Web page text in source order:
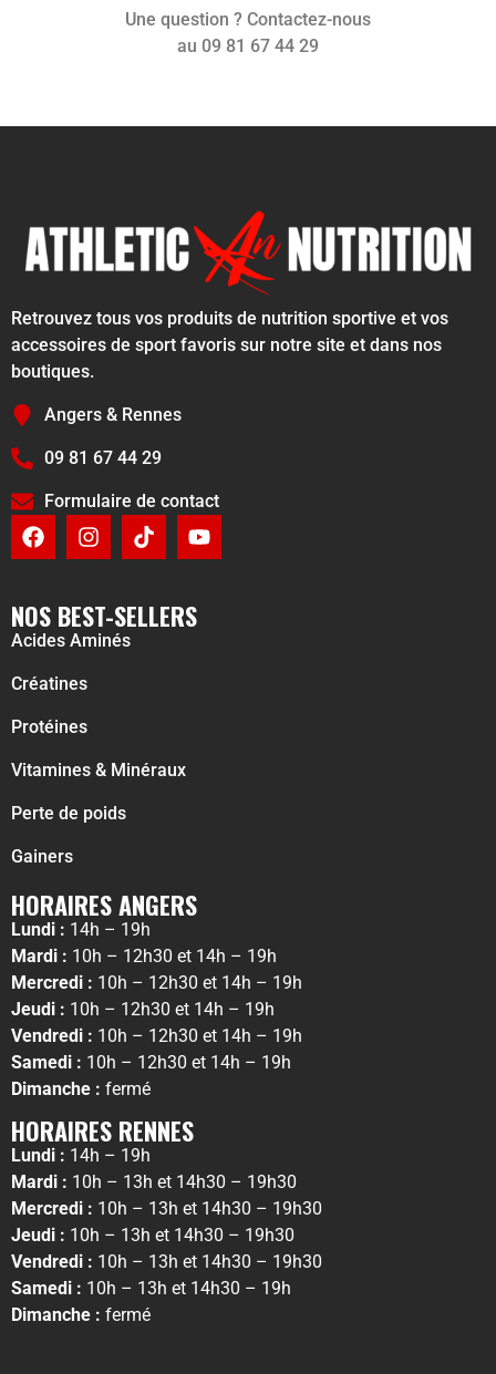
Une question ? Contactez-nous
au 09 81 67 44 29
Retrouvez tous vos produits de nutrition sportive et vos
accessoires de sport favoris sur notre site et dans nos
boutiques.
Angers & Rennes
09 81 67 44 29
Formulaire de contact
NOS BEST-SELLERS
Acides Aminés
Créatines
Protéines
Vitamines & Minéraux
Perte de poids
Gainers
HORAIRES ANGERS
Lundi : 14h – 19h
Mardi : 10h – 12h30 et 14h – 19h
Mercredi : 10h – 12h30 et 14h – 19h
Jeudi : 10h – 12h30 et 14h – 19h
Vendredi : 10h – 12h30 et 14h – 19h
Samedi : 10h – 12h30 et 14h – 19h
Dimanche : fermé
HORAIRES RENNES
Lundi : 14h – 19h
Mardi : 10h – 13h et 14h30 – 19h30
Mercredi : 10h – 13h et 14h30 – 19h30
Jeudi : 10h – 13h et 14h30 – 19h30
Vendredi : 10h – 13h et 14h30 – 19h30
Samedi : 10h – 13h et 14h30 – 19h
Dimanche : fermé